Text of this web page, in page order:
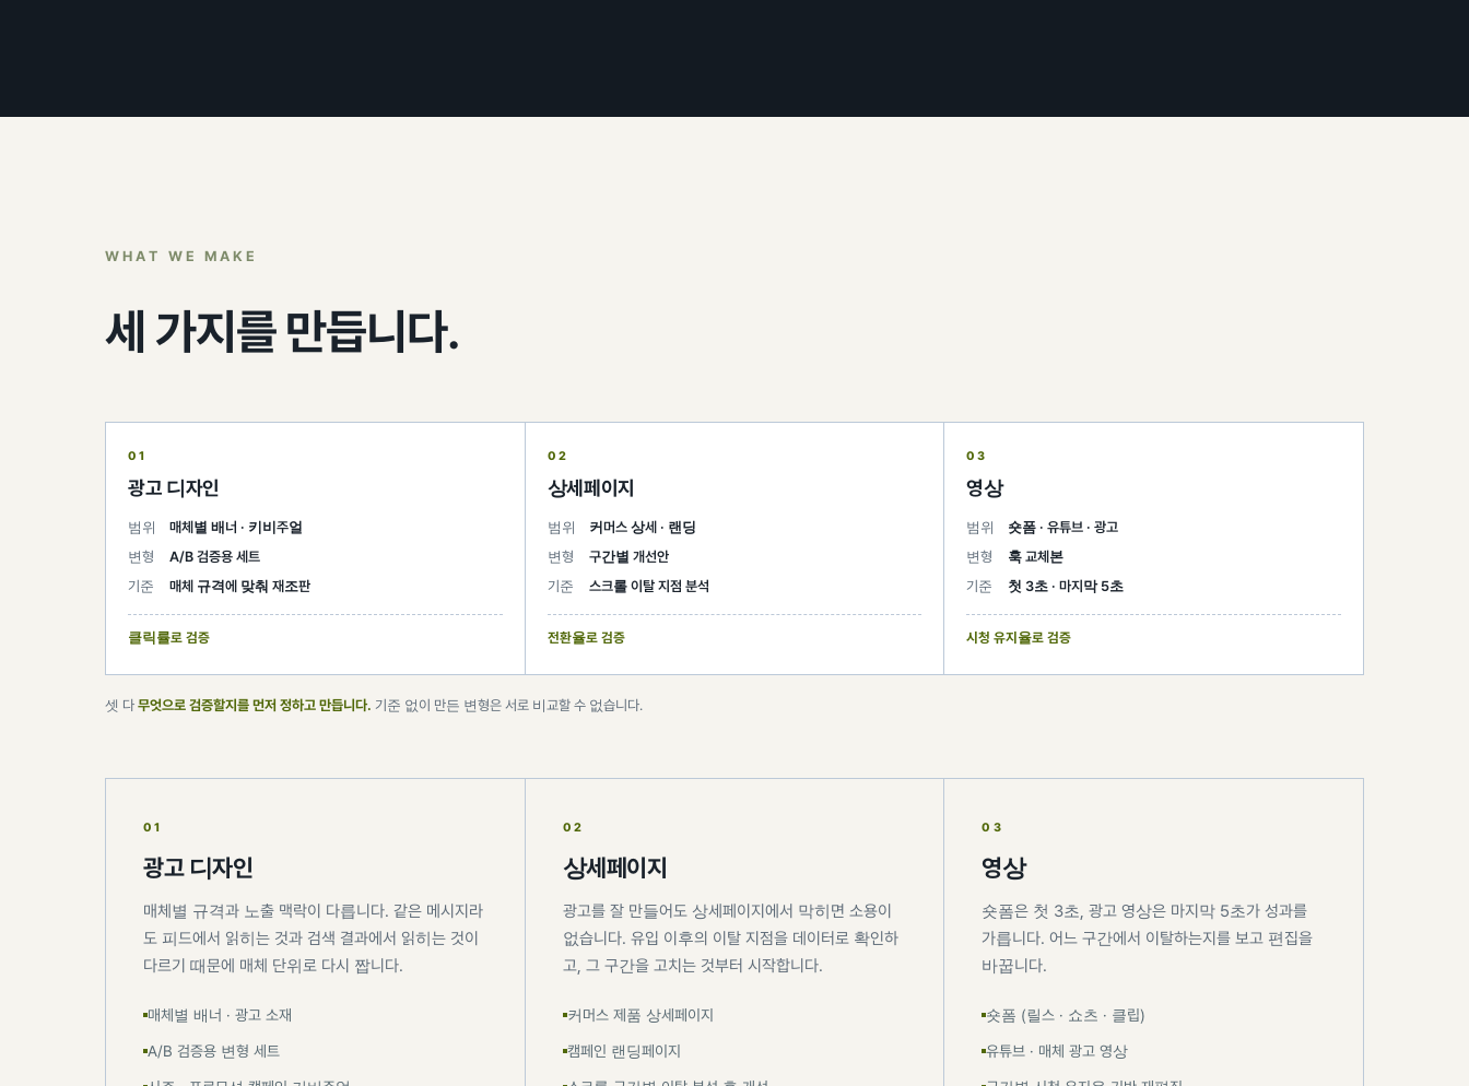
WHAT WE MAKE
세 가지를 만듭니다.
01
광고 디자인
범위
매체별 배너 · 키비주얼
변형
A/B 검증용 세트
기준
매체 규격에 맞춰 재조판
클릭률로 검증
02
상세페이지
범위
커머스 상세 · 랜딩
변형
구간별 개선안
기준
스크롤 이탈 지점 분석
전환율로 검증
03
영상
범위
숏폼 · 유튜브 · 광고
변형
훅 교체본
기준
첫 3초 · 마지막 5초
시청 유지율로 검증
셋 다 무엇으로 검증할지를 먼저 정하고 만듭니다. 기준 없이 만든 변형은 서로 비교할 수 없습니다.
01
광고 디자인
매체별 규격과 노출 맥락이 다릅니다. 같은 메시지라
도 피드에서 읽히는 것과 검색 결과에서 읽히는 것이
다르기 때문에 매체 단위로 다시 짭니다.
매체별 배너 · 광고 소재
A/B 검증용 변형 세트
02
상세페이지
광고를 잘 만들어도 상세페이지에서 막히면 소용이
없습니다. 유입 이후의 이탈 지점을 데이터로 확인하
고, 그 구간을 고치는 것부터 시작합니다.
커머스 제품 상세페이지
캠페인 랜딩페이지
03
영상
숏폼은 첫 3초, 광고 영상은 마지막 5초가 성과를
가릅니다. 어느 구간에서 이탈하는지를 보고 편집을
바꿉니다.
숏폼 (릴스 · 쇼츠 · 클립)
유튜브 · 매체 광고 영상